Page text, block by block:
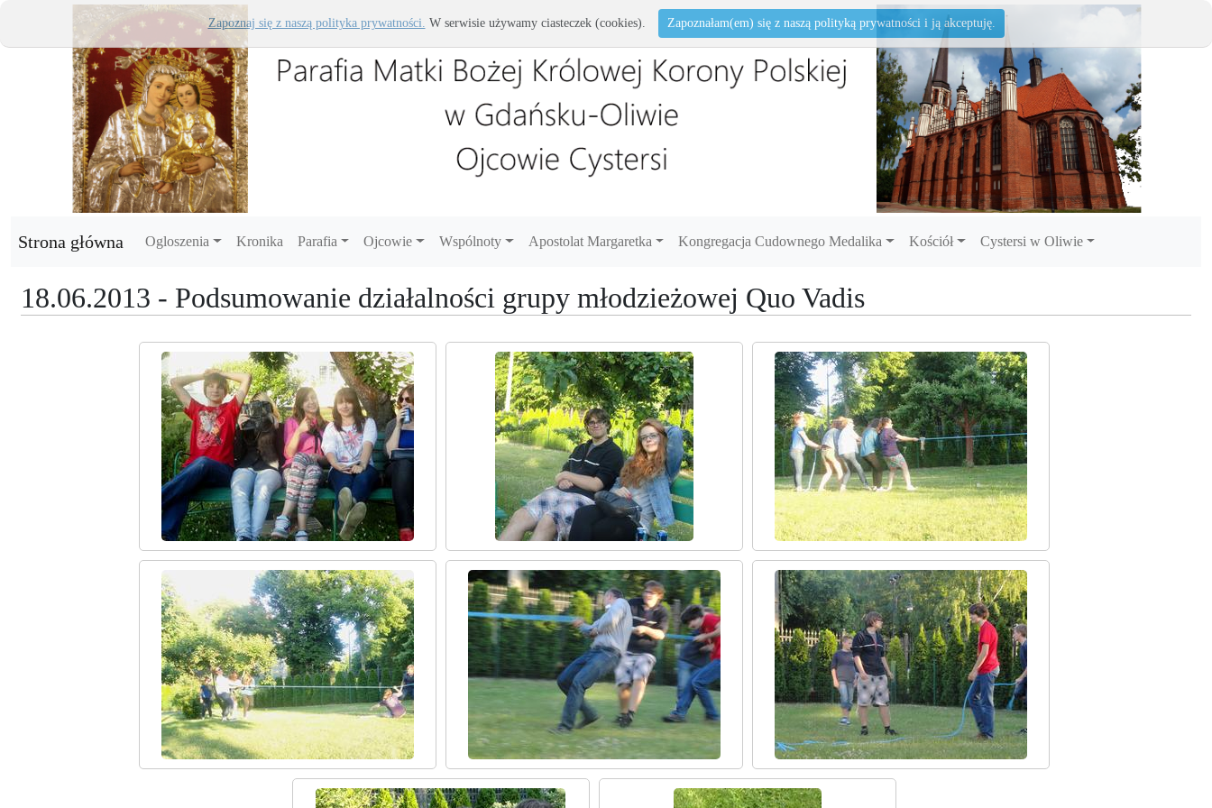
Strona główna Ogloszenia Kronika Parafia Ojcowie Wspólnoty Apostolat Margaretka Kongregacja Cudownego Medalika Kościół Cystersi w Oliwie
18.06.2013 - Podsumowanie działalności grupy młodzieżowej Quo Vadis
Zapoznaj się z naszą polityka prywatności. W serwisie używamy ciasteczek (cookies). Zapoznałam(em) się z naszą polityką prywatności i ją akceptuję.